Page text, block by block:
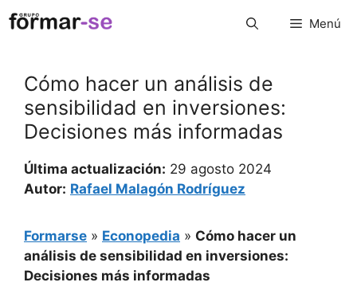
Saltar
al
Menú
Cómo hacer un análisis de
sensibilidad en inversiones:
Decisiones más informadas
Última actualización: 29 agosto 2024
Autor: Rafael Malagón Rodríguez
Formarse » Econopedia » Cómo hacer un
análisis de sensibilidad en inversiones:
Decisiones más informadas